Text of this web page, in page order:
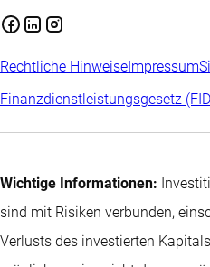
Rechtliche Hinweise Impressum
Finanzdienstleistungsgesetz
Wichtige Informationen:
sind mit Risiken verbunden,
Verlusts des investierten